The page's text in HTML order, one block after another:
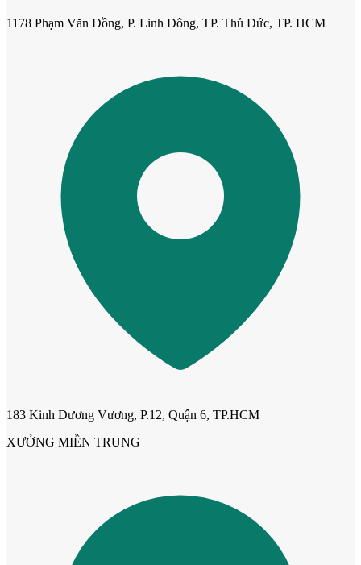
Cửa mẫu trơn phẳng
1178 Phạm Văn Đồng, P. Linh Đông, TP. Thủ Đức, TP. HCM
183 Kinh Dương Vương, P.12, Quận 6, TP.HCM
XƯỞNG MIỀN TRUNG